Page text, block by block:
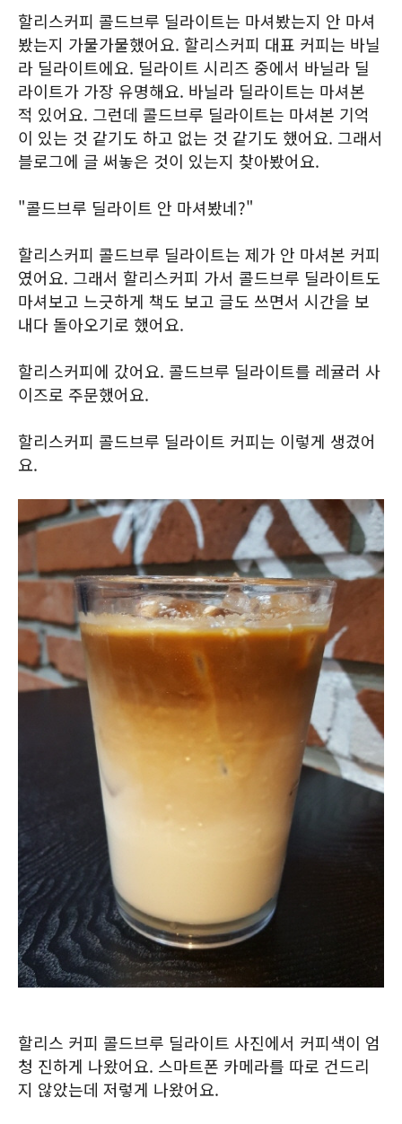
할리스커피 콜드브루 딜라이트는 마셔봤는지 안 마셔
봤는지 가물가물했어요. 할리스커피 대표 커피는 바닐
라 딜라이트에요. 딜라이트 시리즈 중에서 바닐라 딜
라이트가 가장 유명해요. 바닐라 딜라이트는 마셔본
적 있어요. 그런데 콜드브루 딜라이트는 마셔본 기억
이 있는 것 같기도 하고 없는 것 같기도 했어요. 그래서
블로그에 글 써놓은 것이 있는지 찾아봤어요.
"콜드브루 딜라이트 안 마셔봤네?"
할리스커피 콜드브루 딜라이트는 제가 안 마셔본 커피
였어요. 그래서 할리스커피 가서 콜드브루 딜라이트도
마셔보고 느긋하게 책도 보고 글도 쓰면서 시간을 보
내다 돌아오기로 했어요.
할리스커피에 갔어요. 콜드브루 딜라이트를 레귤러 사
이즈로 주문했어요.
할리스커피 콜드브루 딜라이트 커피는 이렇게 생겼어
요.
할리스 커피 콜드브루 딜라이트 사진에서 커피색이 엄
청 진하게 나왔어요. 스마트폰 카메라를 따로 건드리
지 않았는데 저렇게 나왔어요.